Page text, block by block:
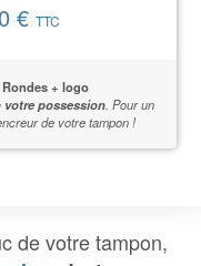
€ TTC
+ logo
votre possession. Pour un
de votre tampon !
de votre tampon,